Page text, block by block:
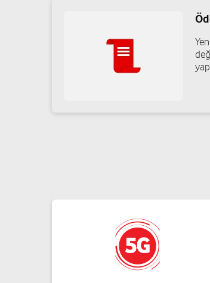
Mercan İletişim - Mehmet
Kocatepe Mah. Eşrefpaşa Cad. No:329
05418161701
Turgut İletişim Ve
Koyuncu İletişim - Engin
Dedebaşı Mah. 6133. Sok. No:1
05441541912